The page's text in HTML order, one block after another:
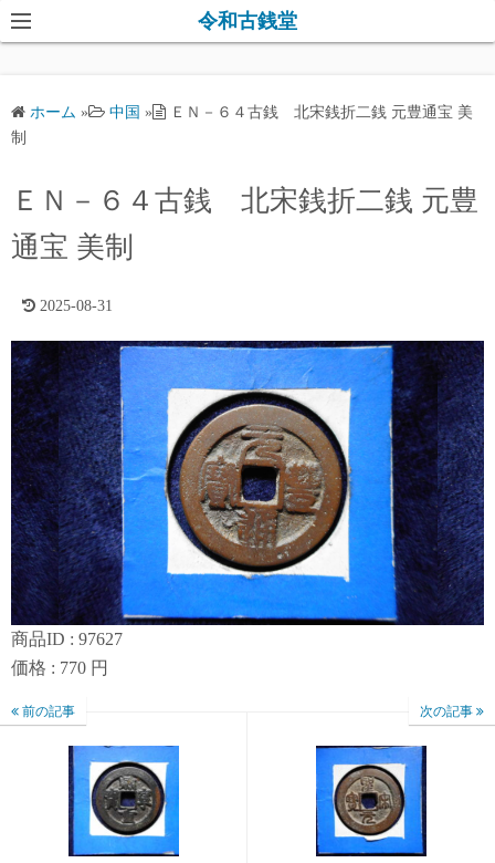
コ
ン
ツ
ッ
令和古銭堂
ホーム » 中国 »
ＥＮ－６４古銭 北宋銭折二銭 元豊通宝 美
制
ＥＮ－６４古銭 北宋銭折二銭 元豊
通宝 美制
2025-08-31
商品ID : 97627
価格 : 770 円
前の記事 次の記事